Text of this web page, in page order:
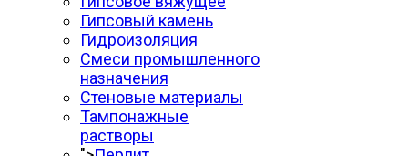
Гипсовый камень
Гидроизоляция
Смеси промышленного
назначения
Стеновые материалы
Тампонажные
растворы